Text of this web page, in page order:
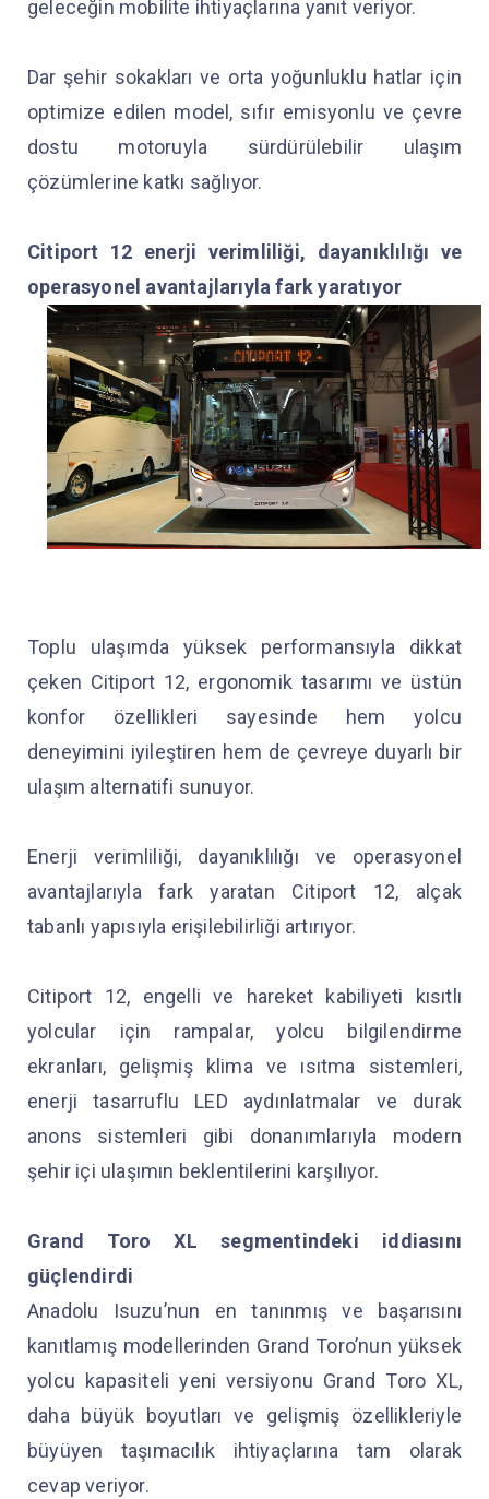
geleceğin mobilite ihtiyaçlarına yanıt veriyor.
Dar şehir sokakları ve orta yoğunluklu hatlar için
optimize edilen model, sıfır emisyonlu ve çevre
dostu motoruyla sürdürülebilir ulaşım
çözümlerine katkı sağlıyor.
Citiport 12 enerji verimliliği, dayanıklılığı ve
operasyonel avantajlarıyla fark yaratıyor
Toplu ulaşımda yüksek performansıyla dikkat
çeken Citiport 12, ergonomik tasarımı ve üstün
konfor özellikleri sayesinde hem yolcu
deneyimini iyileştiren hem de çevreye duyarlı bir
ulaşım alternatifi sunuyor.
Enerji verimliliği, dayanıklılığı ve operasyonel
avantajlarıyla fark yaratan Citiport 12, alçak
tabanlı yapısıyla erişilebilirliği artırıyor.
Citiport 12, engelli ve hareket kabiliyeti kısıtlı
yolcular için rampalar, yolcu bilgilendirme
ekranları, gelişmiş klima ve ısıtma sistemleri,
enerji tasarruflu LED aydınlatmalar ve durak
anons sistemleri gibi donanımlarıyla modern
şehir içi ulaşımın beklentilerini karşılıyor.
Grand Toro XL segmentindeki iddiasını
güçlendirdi
Anadolu Isuzu’nun en tanınmış ve başarısını
kanıtlamış modellerinden Grand Toro’nun yüksek
yolcu kapasiteli yeni versiyonu Grand Toro XL,
daha büyük boyutları ve gelişmiş özellikleriyle
büyüyen taşımacılık ihtiyaçlarına tam olarak
cevap veriyor.